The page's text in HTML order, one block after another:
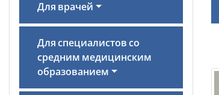
Для врачей
Для специалистов со
средним медицинским
образованием